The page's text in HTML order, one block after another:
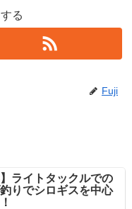
る
Fuji
】ライトタックルでの
りでシロギスを中心